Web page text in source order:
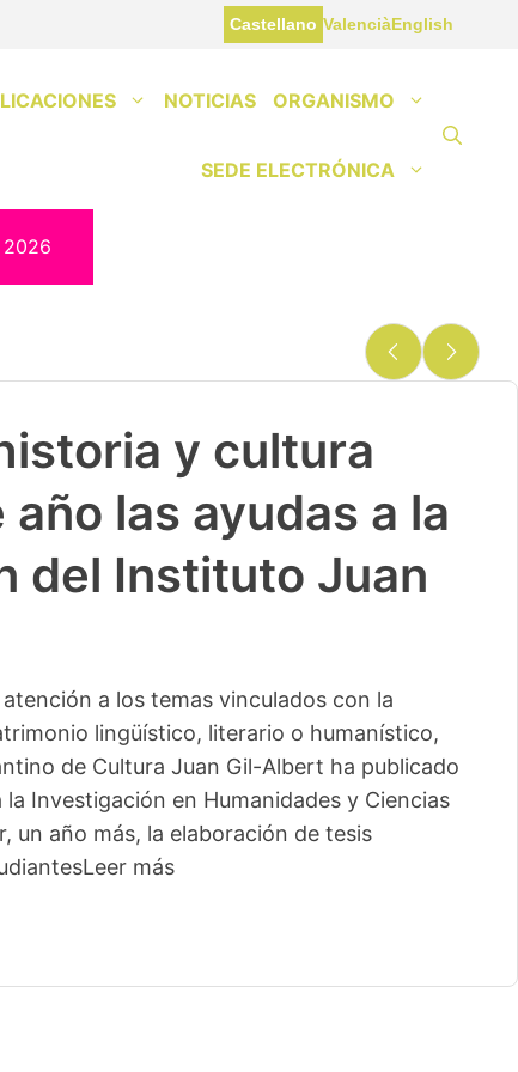
Castellano ValenciàEnglish
NOTICIAS ORGANISMO
SEDE ELECTRÓNICA
2026
y cultura
las ayudas a la
del Instituto Juan
a los temas vinculados con la
lingüístico, literario o humanístico,
de Cultura Juan Gil-Albert ha publicado
la Investigación en Humanidades y Ciencias
un año más, la elaboración de tesis
Leer más